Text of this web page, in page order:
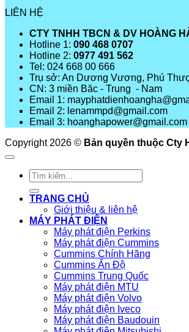
LIÊN HỆ
CTY TNHH TBCN & DV HOÀNG
Hotline 1: 090 468 0707
Hotline 2: 0977 491 562
Tel: 024 668 00 666
Trụ sở: An Dương Vương, Phú
CN: 3 miền Băc - Trung - Nam
Email 1:
Email 2: lenammpd@gmail.com
Email 3: hoanghapower@gmail.com
Copyright 2026 © Bản quyền thuộc Cty
Tìm
kiếm:
TRANG CHỦ
Giới thiệu & liên hệ
MÁY PHÁT ĐIỆN
Máy phát điện Perkins
Máy phát điện Cummins
Cummins Chính Hãng
Cummins Ấn Độ
Cummins Trung Quốc
Máy phát điện MTU
Máy phát điện Volvo
Máy phát điện Iveco
Máy phát điện Baudouin